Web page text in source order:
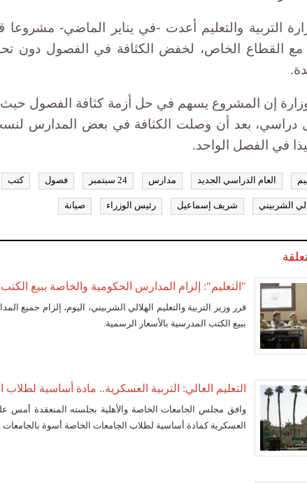
التربية والتعليم أعدت -في يناير الماضي- مشروعا
مع القطاع الخاص، لخفض الكثافة في الفصول دون
العام الدراسي الجديد مدارس 24 سبتمبر فصول كتب
الشربيني شريف إسماعيل رئيس الوزراء صيانة
"التعليم": إلزام المدارس الحكومية والخاصة ببيع
قرر وزير التربية والتعليم الهلالي الشربيني، اليوم، إلزام جميع
ببيع الكتب المدرسية بالأسعار الرسمية.
التعليم العالي: التربية العسكرية.. مادة أساسية
وافق مجلس الجامعات الخاصة والأهلية بجلسته المنعقدة أمس
العسكرية كمادة أساسية لطلاب الجامعات الخاصة أسوة بالجامعات